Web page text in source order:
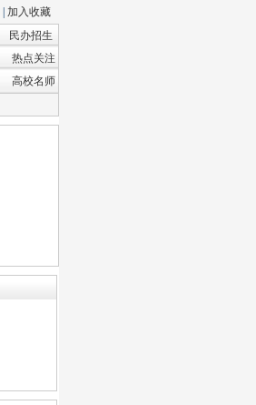
加入收藏
民办招生
热点关注
高校名师